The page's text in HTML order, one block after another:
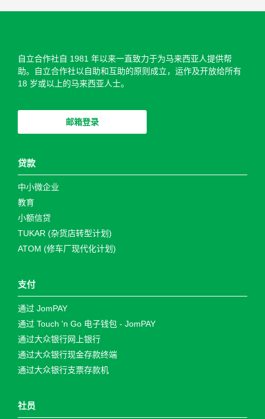
自立合作社自 1981 年以来一直致力于为马来西亚人提供帮
助。自立合作社以自助和​​互助的原则成立，运作及开放给所有
18 岁或以上的马来西亚人士。
邮箱登录
贷款
中小微企业
教育
小额信贷
TUKAR (杂货店转型计划)
ATOM (修车厂现代化计划)
支付
通过 JomPAY
通过 Touch 'n Go 电子钱包 - JomPAY
通过大众银行网上银行
通过大众银行现金存款终端
通过大众银行支票存款机
社员